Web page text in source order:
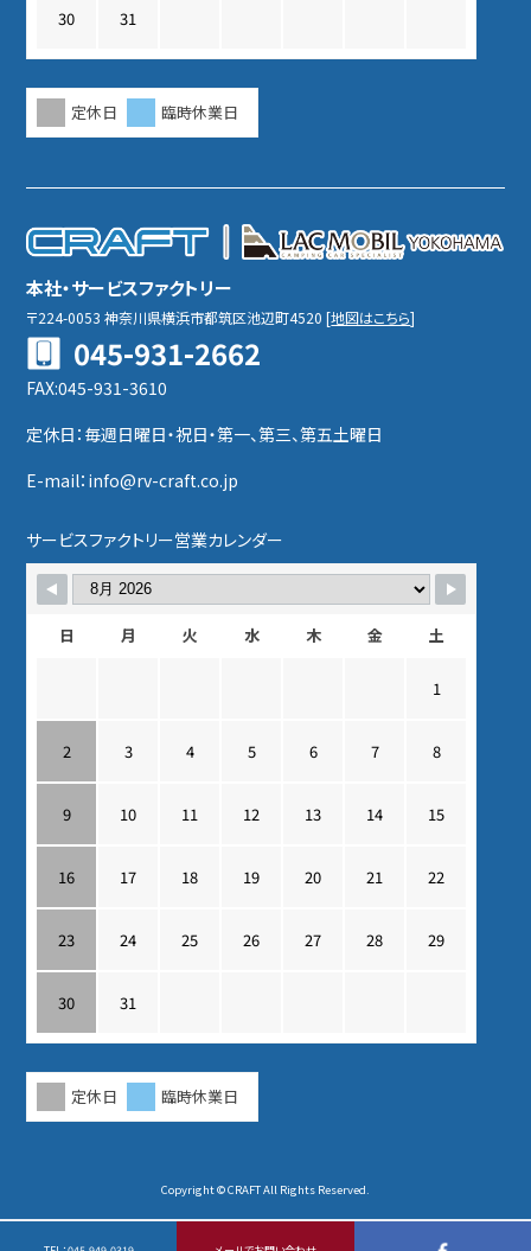
30 31
定休日 臨時休業日
本社・サービスファクトリー
〒224-0053神奈川県横浜市都筑区池辺町4520[地図はこちら]
045-931-2662
FAX:045-931-3610
定休日：毎週日曜日・祝日・第一、第三、第五土曜日
E-mail：info@rv-craft.co.jp
サービスファクトリー営業カレンダー
日 月 火 水 木 金 土
1
2 3 4 5 6 7 8
9 10 11 12 13 14 15
16 17 18 19 20 21 22
23 24 25 26 27 28 29
30 31
定休日 臨時休業日
Copyright © CRAFT All Rights Reserved.